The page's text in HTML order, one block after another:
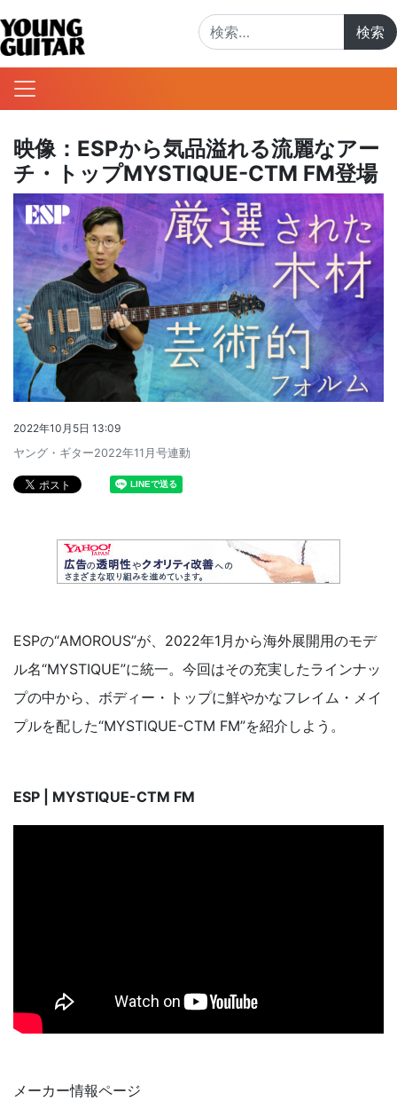
映像：ESPから気品溢れる流麗なアー
チ・トップMYSTIQUE-CTM FM登場
2022年10月5日 13:09
ヤング・ギター2022年11月号連動
ESPの“AMOROUS”が、2022年1月から海外展開用のモデ
ル名“MYSTIQUE”に統一。今回はその充実したラインナッ
プの中から、ボディー・トップに鮮やかなフレイム・メイ
プルを配した“MYSTIQUE-CTM FM”を紹介しよう。
ESP | MYSTIQUE-CTM FM
メーカー情報ページ